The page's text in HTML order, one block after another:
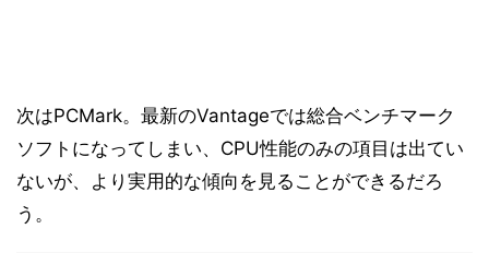
次はPCMark。最新のVantageでは総合ベンチマーク
ソフトになってしまい、CPU性能のみの項目は出てい
ないが、より実用的な傾向を見ることができるだろ
う。